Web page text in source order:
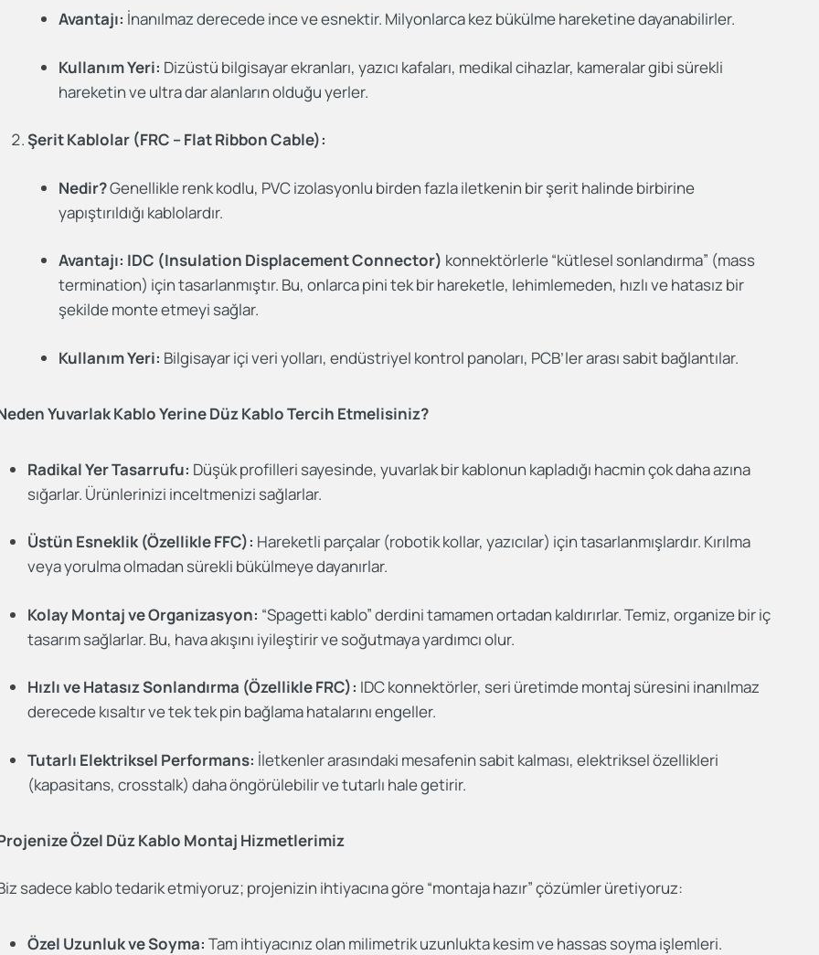
Avantajı: İnanılmaz derecede ince ve esnektir. Milyonlarca kez bükülme hareketine dayanabilirler.
Kullanım Yeri: Dizüstü bilgisayar ekranları, yazıcı kafaları, medikal cihazlar, kameralar gibi sürekli
hareketin ve ultra dar alanların olduğu yerler.
Şerit Kablolar (FRC – Flat Ribbon Cable):
Nedir?Genellikle renk kodlu, PVC izolasyonlu birden fazla iletkenin bir şerit halinde birbirine
yapıştırıldığı kablolardır.
Avantajı: IDC (Insulation Displacement Connector) konnektörlerle “kütlesel sonlandırma” (mass
termination) için tasarlanmıştır. Bu, onlarca pini tek bir hareketle, lehimlemeden, hızlı ve hatasız bir
şekilde monte etmeyi sağlar.
Kullanım Yeri: Bilgisayar içi veri yolları, endüstriyel kontrol panoları, PCB’ler arası sabit bağlantılar.
Yuvarlak Kablo Yerine Düz Kablo Tercih Etmelisiniz?
Radikal Yer Tasarrufu: Düşük profilleri sayesinde, yuvarlak bir kablonun kapladığı hacmin çok daha azına
sığarlar. Ürünlerinizi inceltmenizi sağlarlar.
Üstün Esneklik (Özellikle FFC): Hareketli parçalar (robotik kollar, yazıcılar) için tasarlanmışlardır. Kırılma
veya yorulma olmadan sürekli bükülmeye dayanırlar.
Kolay Montaj ve Organizasyon: “Spagetti kablo” derdini tamamen ortadan kaldırırlar. Temiz, organize bir iç
tasarım sağlarlar. Bu, hava akışını iyileştirir ve soğutmaya yardımcı olur.
Hızlı ve Hatasız Sonlandırma (Özellikle FRC): IDC konnektörler, seri üretimde montaj süresini inanılmaz
derecede kısaltır ve tek tek pin bağlama hatalarını engeller.
Tutarlı Elektriksel Performans: İletkenler arasındaki mesafenin sabit kalması, elektriksel özellikleri
(kapasitans, crosstalk) daha öngörülebilir ve tutarlı hale getirir.
Özel Düz Kablo Montaj Hizmetlerimiz
sadece kablo tedarik etmiyoruz; projenizin ihtiyacına göre “montaja hazır” çözümler üretiyoruz:
Özel Uzunluk ve Soyma: Tam ihtiyacınız olan milimetrik uzunlukta kesim ve hassas soyma işlemleri.